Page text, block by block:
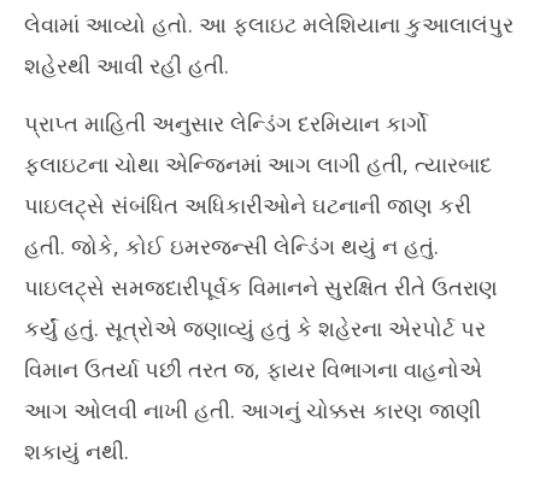
12,
2025
લેવામાં આવ્યો હતો. આ ફ્લાઇટ મલેશિયાના કુઆલાલંપુર
શહેરથી આવી રહી હતી.
પ્રાપ્ત માહિતી અનુસાર લેન્ડિંગ દરમિયાન કાર્ગો
ફ્લાઇટના ચોથા એન્જિનમાં આગ લાગી હતી, ત્યારબાદ
પાઇલટ્સે સંબંધિત અધિકારીઓને ઘટનાની જાણ કરી
હતી. જોકે, કોઈ ઇમરજન્સી લેન્ડિંગ થયું ન હતું.
પાઇલટ્સે સમજદારીપૂર્વક વિમાનને સુરક્ષિત રીતે ઉતરાણ
કર્યું હતું. સૂત્રોએ જણાવ્યું હતું કે શહેરના એરપોર્ટ પર
વિમાન ઉતર્યા પછી તરત જ, ફાયર વિભાગના વાહનોએ
આગ ઓલવી નાખી હતી. આગનું ચોક્કસ કારણ જાણી
શકાયું નથી.